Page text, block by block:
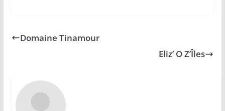
Domaine Tinamour
Eliz’ O Z’Îles